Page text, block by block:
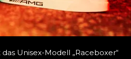
Unisex-Modell „Raceboxer“